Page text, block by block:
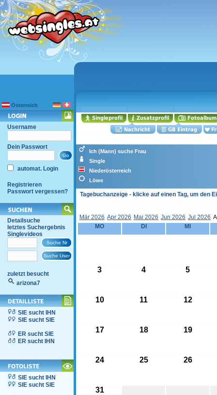
Österreich
Username
Dein Passwort
automat. Login
Registrieren
Passwort vergessen?
Detailsuche
letztes Suchergebnis
Singlevideos
zuletzt besucht
arizona7
SIE sucht IHN
SIE sucht SIE
ER sucht SIE
ER sucht IHN
SIE sucht IHN
SIE sucht SIE
Ich (Mann) suche Frau
Single
Niederösterreich
Löwe
Tagebuchanzeige - klicke auf einen Tag, um den
Mär 2026 Apr 2026 Mai 2026 Jun 2026 Jul 2026
MO
DI MI
3 4 5
10 11 12
17 18 19
24 25 26
31